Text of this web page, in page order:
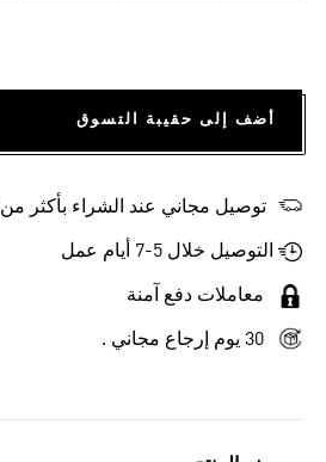
أضف إلى حقيبة التسوق
توصيل مجاني عند الشراء بأكثر من 35 د.ك
التوصيل خلال 5-7 أيام عمل
معاملات دفع آمنة